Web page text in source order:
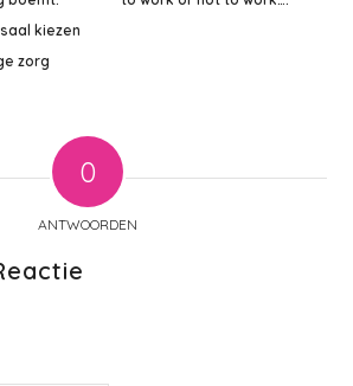
kiezen
zorg
0
ANTWOORDEN